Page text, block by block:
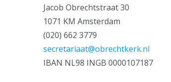
Jacob Obrechtstraat 30
1071 KM Amsterdam
(020) 662 3779
secretariaat@obrechtkerk.nl
IBAN NL98 INGB 0000107187